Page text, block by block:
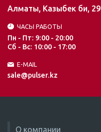
Алматы, Казыбек би, 29
ЧАСЫ РАБОТЫ
Пн - Пт: 9:00 - 20:00
Сб - Вс: 10:00 - 17:00
E-MAIL
sale@pulser.kz
О компании